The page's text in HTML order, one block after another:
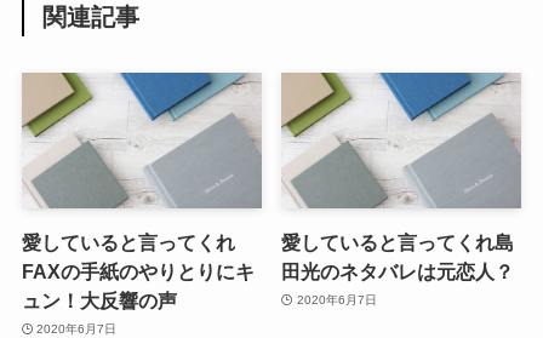
関連記事
愛していると言ってくれ
FAXの手紙のやりとりにキ
ュン！大反響の声
2020年6月7日
愛していると言ってくれ島
田光のネタバレは元恋人？
2020年6月7日